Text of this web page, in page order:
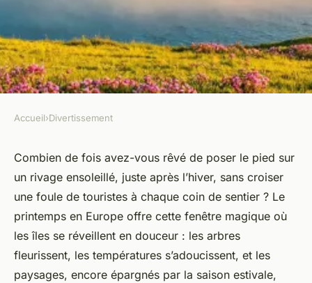
Top îles européennes à
explorer au printemps : notre
guide
Claude• 12/03/2026 15:38•8 min de lecture
Accueil›Divertissement
Combien de fois avez-vous rêvé de poser le pied sur
un rivage ensoleillé, juste après l’hiver, sans croiser
une foule de touristes à chaque coin de sentier ? Le
printemps en Europe offre cette fenêtre magique où
les îles se réveillent en douceur : les arbres
fleurissent, les températures s’adoucissent, et les
paysages, encore épargnés par la saison estivale,